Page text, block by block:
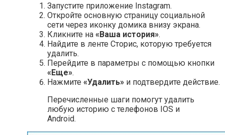
Запустите приложение Instagram.
Откройте основную страницу социальной
сети через иконку домика внизу экрана.
Кликните на «Ваша история».
Найдите в ленте Сторис, которую требуется
удалить.
Перейдите в параметры с помощью кнопки
«Еще».
Нажмите «Удалить» и подтвердите действие.
Перечисленные шаги помогут удалить
любую историю с телефонов IOS и
Android.